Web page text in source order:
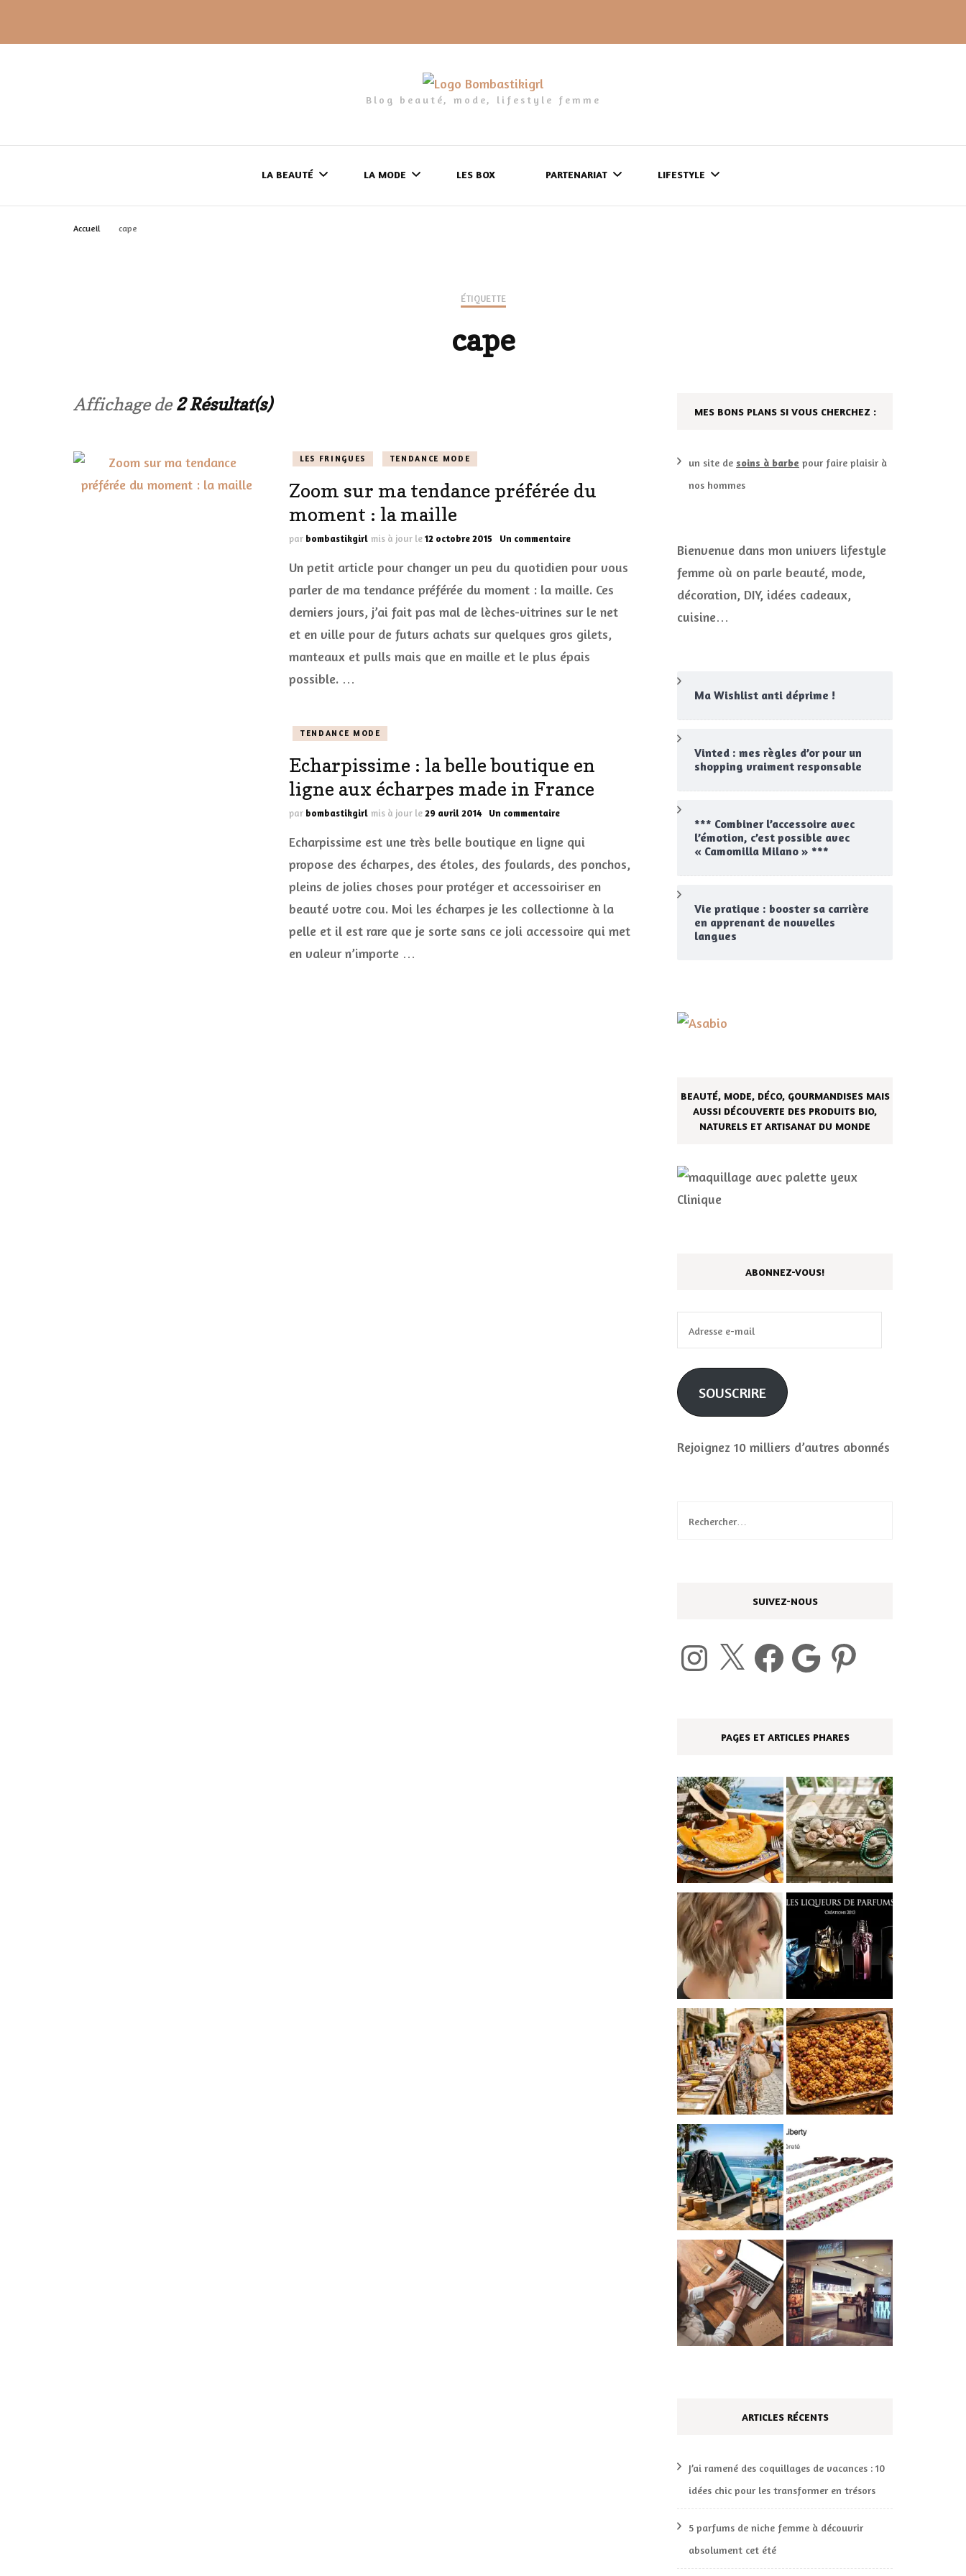
Blog beauté, mode, lifestyle femme
LA BEAUTÉ
LES GELS-DOUCHE
LES DÉOS
MAKE-UP
ACCESSOIRES BIEN
PRATIQUES
LA MODE
LES ACCESSOIRES
LES BOX PARTENARIAT LIFESTYLE
DIY ET CUISINE
LES CALENDRIERS DE
VIE PRATIQUE
JEUX CONCOURS
Accueil cape
ÉTIQUETTE
cape
Affichage de2 Résultat(s)
LES FRINGUES TENDANCE MODE
Zoom sur ma tendance préférée du
moment : la maille
par bombastikgirl mis à jour le12 octobre 2015 Un commentairesur
sur
tendance
préférée
moment
:
Un petit article pour changer un peu du quotidien pour vous
parler de ma tendance préférée du moment : la maille. Ces
derniers jours, j’ai fait pas mal de lèches-vitrines sur le net
et en ville pour de futurs achats sur quelques gros gilets,
manteaux et pulls mais que en maille et le plus épais
possible. …
TENDANCE MODE
Echarpissime : la belle boutique en
ligne aux écharpes made in France
par bombastikgirl mis à jour le29 avril 2014 Un commentairesur
:
belle
boutique
ligne
aux
écharpes
Echarpissime est une très belle boutique en ligne qui
propose des écharpes, des étoles, des foulards, des ponchos,
pleins de jolies choses pour protéger et accessoiriser en
beauté votre cou. Moi les écharpes je les collectionne à la
pelle et il est rare que je sorte sans ce joli accessoire qui met
en valeur n’importe …
MES BONS PLANS SI VOUS CHERCHEZ :
un site de soins à barbe pour faire plaisir à
nos hommes
Bienvenue dans mon univers lifestyle
femme où on parle beauté, mode,
décoration, DIY, idées cadeaux,
cuisine…
Ma Wishlist anti déprime !
Vinted : mes règles d’or pour un
shopping vraiment responsable
*** Combiner l’accessoire avec
l’émotion, c’est possible avec
« Camomilla Milano » ***
Vie pratique : booster sa carrière
en apprenant de nouvelles
langues
BEAUTÉ, MODE, DÉCO, GOURMANDISES MAIS
AUSSI DÉCOUVERTE DES PRODUITS BIO,
NATURELS ET ARTISANAT DU MONDE
ABONNEZ-VOUS!
e-
mail
SOUSCRIRE
Rejoignez 10 milliers d’autres abonnés
Rechercher :
SUIVEZ-NOUS
Instagram Facebook Google Pinterest
PAGES ET ARTICLES PHARES
ARTICLES RÉCENTS
J’ai ramené des coquillages de vacances : 10
idées chic pour les transformer en trésors
5 parfums de niche femme à découvrir
absolument cet été